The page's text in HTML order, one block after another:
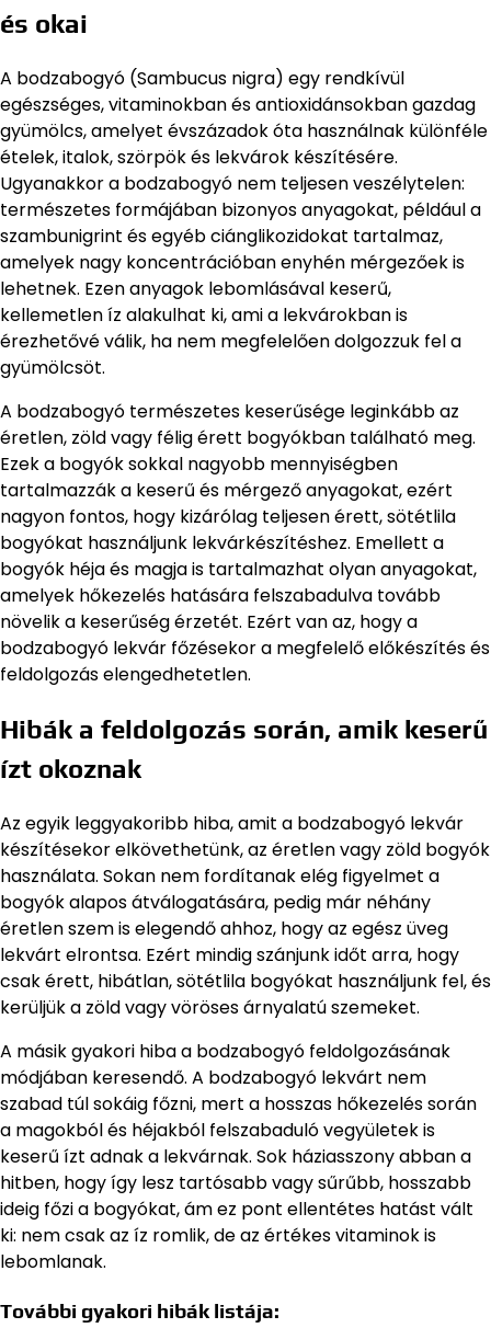
és okai
A bodzabogyó (Sambucus nigra) egy rendkívül
egészséges, vitaminokban és antioxidánsokban gazdag
gyümölcs, amelyet évszázadok óta használnak különféle
ételek, italok, szörpök és lekvárok készítésére.
Ugyanakkor a bodzabogyó nem teljesen veszélytelen:
természetes formájában bizonyos anyagokat, például a
szambunigrint és egyéb ciánglikozidokat tartalmaz,
amelyek nagy koncentrációban enyhén mérgezőek is
lehetnek. Ezen anyagok lebomlásával keserű,
kellemetlen íz alakulhat ki, ami a lekvárokban is
érezhetővé válik, ha nem megfelelően dolgozzuk fel a
gyümölcsöt.
A bodzabogyó természetes keserűsége leginkább az
éretlen, zöld vagy félig érett bogyókban található meg.
Ezek a bogyók sokkal nagyobb mennyiségben
tartalmazzák a keserű és mérgező anyagokat, ezért
nagyon fontos, hogy kizárólag teljesen érett, sötétlila
bogyókat használjunk lekvárkészítéshez. Emellett a
bogyók héja és magja is tartalmazhat olyan anyagokat,
amelyek hőkezelés hatására felszabadulva tovább
növelik a keserűség érzetét. Ezért van az, hogy a
bodzabogyó lekvár főzésekor a megfelelő előkészítés és
feldolgozás elengedhetetlen.
Hibák a feldolgozás során, amik keserű
ízt okoznak
Az egyik leggyakoribb hiba, amit a bodzabogyó lekvár
készítésekor elkövethetünk, az éretlen vagy zöld bogyók
használata. Sokan nem fordítanak elég figyelmet a
bogyók alapos átválogatására, pedig már néhány
éretlen szem is elegendő ahhoz, hogy az egész üveg
lekvárt elrontsa. Ezért mindig szánjunk időt arra, hogy
csak érett, hibátlan, sötétlila bogyókat használjunk fel, és
kerüljük a zöld vagy vöröses árnyalatú szemeket.
A másik gyakori hiba a bodzabogyó feldolgozásának
módjában keresendő. A bodzabogyó lekvárt nem
szabad túl sokáig főzni, mert a hosszas hőkezelés során
a magokból és héjakból felszabaduló vegyületek is
keserű ízt adnak a lekvárnak. Sok háziasszony abban a
hitben, hogy így lesz tartósabb vagy sűrűbb, hosszabb
ideig főzi a bogyókat, ám ez pont ellentétes hatást vált
ki: nem csak az íz romlik, de az értékes vitaminok is
lebomlanak.
További gyakori hibák listája: